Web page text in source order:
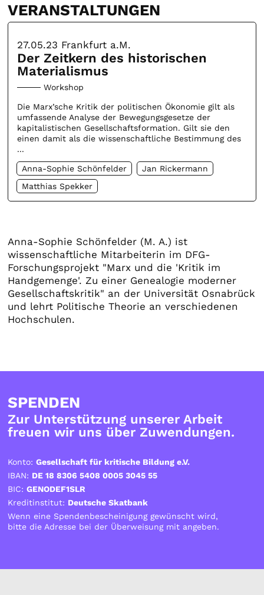
VERANSTALTUNGEN
27.05.23 Frankfurt a.M.
Der Zeitkern des historischen
Materialismus
Workshop
Die Marx’sche Kritik der politischen Ökonomie gilt als
umfassende Analyse der Bewegungsgesetze der
kapitalistischen Gesellschaftsformation. Gilt sie den
einen damit als die wissenschaftliche Bestimmung des
...
Anna-Sophie Schönfelder
Jan Rickermann
Matthias Spekker
Anna-Sophie Schönfelder (M. A.) ist
wissenschaftliche Mitarbeiterin im DFG-
Forschungsprojekt "Marx und die 'Kritik im
Handgemenge'. Zu einer Genealogie moderner
Gesellschaftskritik" an der Universität Osnabrück
und lehrt Politische Theorie an verschiedenen
Hochschulen.
SPENDEN
Zur Unterstützung unserer Arbeit
freuen wir uns über Zuwendungen.
Konto:Gesellschaft für kritische Bildung e.V.
IBAN: DE 18 8306 5408 0005 3045 55
BIC:GENODEF1SLR
Kreditinstitut: Deutsche Skatbank
Wenn eine Spendenbescheinigung gewünscht wird,
bitte die Adresse bei der Überweisung mit angeben.